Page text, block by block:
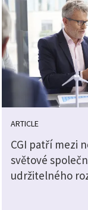
ARTICLE
CGI patří mezi
světové
udržitelného